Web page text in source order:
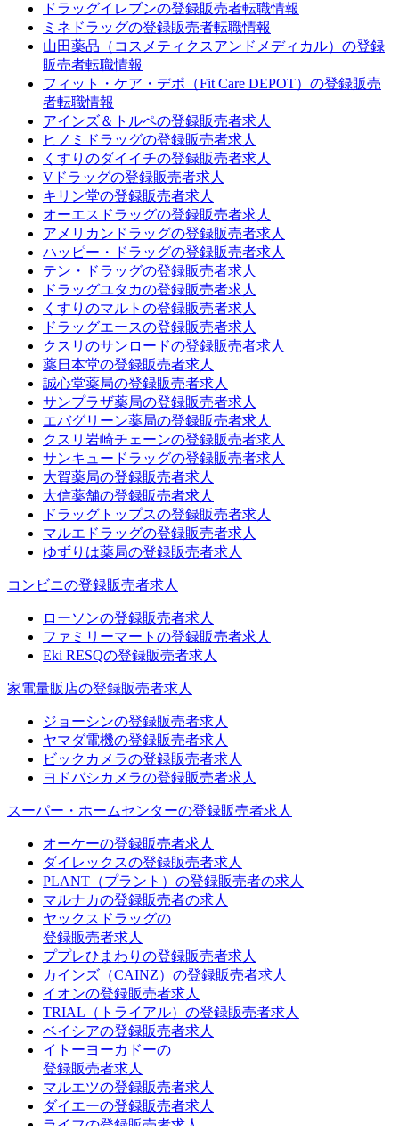
ドラッグイレブンの登録販売者転職情報
ミネドラッグの登録販売者転職情報
山田薬品（コスメティクスアンドメディカル）の登録
販売者転職情報
フィット・ケア・デポ（Fit Care DEPOT）の登録販売
者転職情報
アインズ＆トルペの登録販売者求人
ヒノミドラッグの登録販売者求人
くすりのダイイチの登録販売者求人
Vドラッグの登録販売者求人
キリン堂の登録販売者求人
オーエスドラッグの登録販売者求人
アメリカンドラッグの登録販売者求人
ハッピー・ドラッグの登録販売者求人
テン・ドラッグの登録販売者求人
ドラッグユタカの登録販売者求人
くすりのマルトの登録販売者求人
ドラッグエースの登録販売者求人
クスリのサンロードの登録販売者求人
薬日本堂の登録販売者求人
誠心堂薬局の登録販売者求人
サンプラザ薬局の登録販売者求人
エバグリーン薬局の登録販売者求人
クスリ岩崎チェーンの登録販売者求人
サンキュードラッグの登録販売者求人
大賀薬局の登録販売者求人
大信薬舗の登録販売者求人
ドラッグトップスの登録販売者求人
マルエドラッグの登録販売者求人
ゆずりは薬局の登録販売者求人
コンビニの登録販売者求人
ローソンの登録販売者求人
ファミリーマートの登録販売者求人
Eki RESQの登録販売者求人
家電量販店の登録販売者求人
ジョーシンの登録販売者求人
ヤマダ電機の登録販売者求人
ビックカメラの登録販売者求人
ヨドバシカメラの登録販売者求人
スーパー・ホームセンターの登録販売者求人
オーケーの登録販売者求人
ダイレックスの登録販売者求人
PLANT（プラント）の登録販売者の求人
マルナカの登録販売者の求人
ヤックスドラッグの
登録販売者求人
ププレひまわりの登録販売者求人
カインズ（CAINZ）の登録販売者求人
イオンの登録販売者求人
TRIAL（トライアル）の登録販売者求人
ベイシアの登録販売者求人
イトーヨーカドーの
登録販売者求人
マルエツの登録販売者求人
ダイエーの登録販売者求人